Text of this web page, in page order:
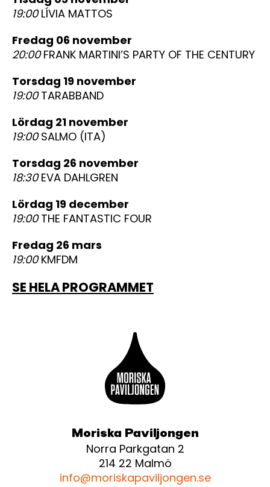
19:00LÍVIA MATTOS
fredag 06 november
20:00FRANK MARTINI’S PARTY OF THE CENTURY
torsdag 19 november
19:00TARABBAND
lördag 21 november
19:00SALMO (ITA)
torsdag 26 november
18:30EVA DAHLGREN
lördag 19 december
19:00THE FANTASTIC FOUR
fredag 26 mars
19:00KMFDM
SE HELA PROGRAMMET
Moriska Paviljongen
Norra Parkgatan 2
214 22 Malmö
info@moriskapaviljongen.se